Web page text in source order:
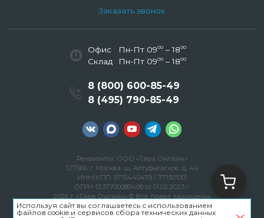
Заказать звонок
Офис Пн-Пт 0900– 1800
Склад Пн-Пт 0900– 1800
8 (800) 600-85-49
8 (495) 790-85-49
Реквизиты: ООО «Тара Онлайн»
127566, г. Москва, ш. Алтуфьевское, д. 44
ИНН/КПП: 9715440479 / 771501001
ОГРН-1237700080408 от 01.02.2023 г.
2026 г. «Тара Онлайн» © Все права защищены.
Политика конфиденциальности
Пользовательское соглашение
Используя сайт вы соглашаетесь с использованием
файлов cookie и сервисов сбора технических данных